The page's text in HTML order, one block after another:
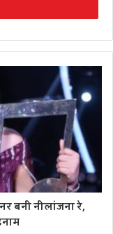
बनी नीलांजना रे,